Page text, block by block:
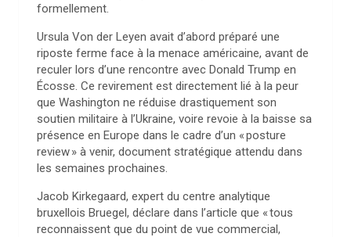
formellement.
Ursula Von der Leyen avait d’abord préparé une
riposte ferme face à la menace américaine, avant de
reculer lors d’une rencontre avec Donald Trump en
Écosse. Ce revirement est directement lié à la peur
que Washington ne réduise drastiquement son
soutien militaire à l’Ukraine, voire revoie à la baisse sa
présence en Europe dans le cadre d’un « posture
review » à venir, document stratégique attendu dans
les semaines prochaines.
Jacob Kirkegaard, expert du centre analytique
bruxellois Bruegel, déclare dans l’article que « tous
reconnaissent que du point de vue commercial,